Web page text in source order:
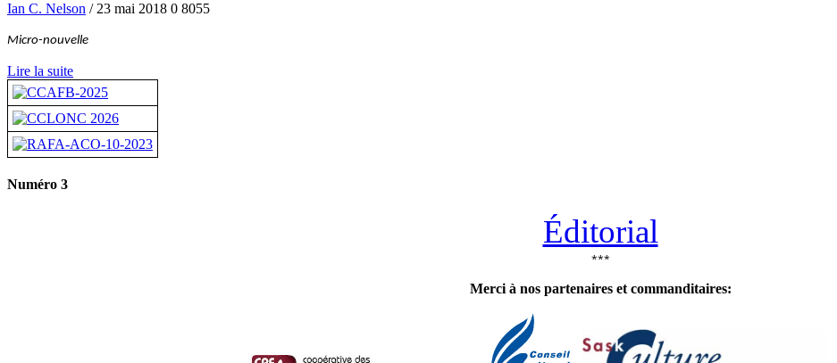
Ian C. Nelson / 23 mai 2018 0 8055
Micro-nouvelle
Lire la suite
Numéro 3
Éditorial
***
Merci à nos partenaires et commanditaires: